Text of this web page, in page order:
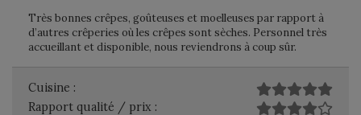
Très bonnes crêpes, goûteuses et moelleuses par rapport à
d’autres crêperies où les crêpes sont sèches. Personnel très
accueillant et disponible, nous reviendrons à coup sûr.
Cuisine :
Rapport qualité / prix :